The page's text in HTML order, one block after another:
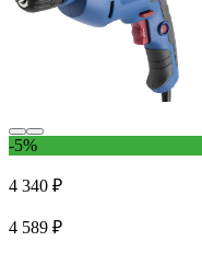
-5%
4 340 ₽
4 589 ₽